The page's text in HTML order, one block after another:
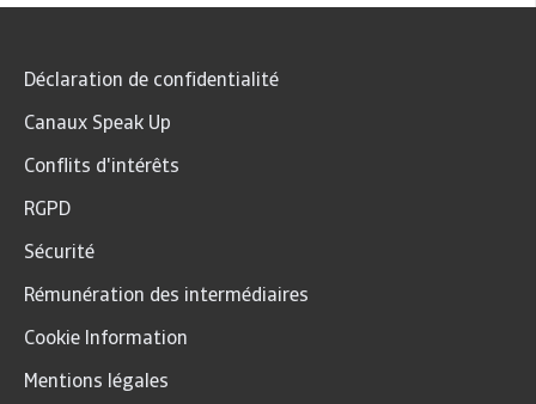
Déclaration de confidentialité
Canaux Speak Up
Conflits d'intérêts
RGPD
Sécurité
Rémunération des intermédiaires
Cookie Information
Mentions légales